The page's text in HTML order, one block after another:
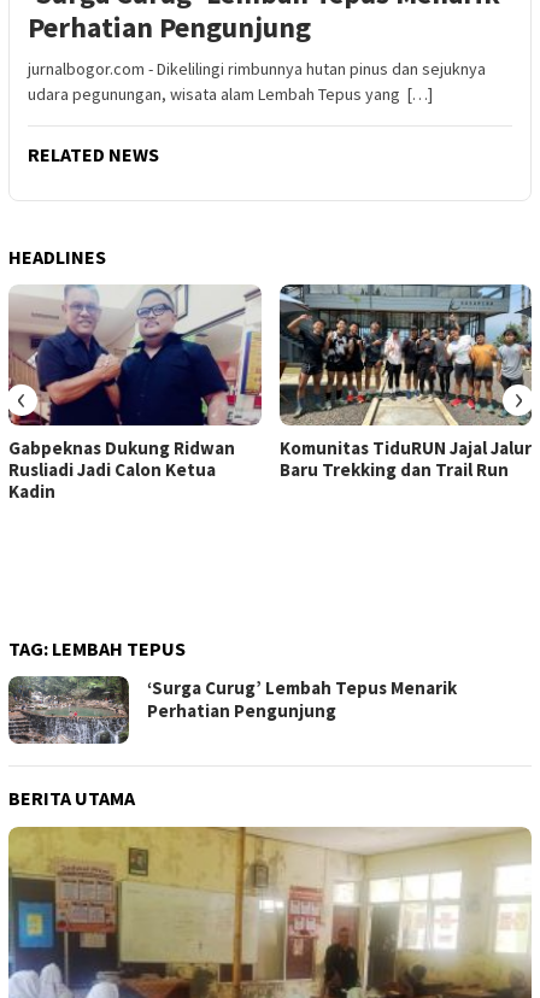
Perhatian Pengunjung
jurnalbogor.com - Dikelilingi rimbunnya hutan pinus dan sejuknya
udara pegunungan, wisata alam Lembah Tepus yang […]
RELATED NEWS
HEADLINES
Gabpeknas Dukung Ridwan
Rusliadi Jadi Calon Ketua
Kadin
Komunitas TiduRUN Jajal Jalur
Baru Trekking dan Trail Run
‹ ›
TAG: LEMBAH TEPUS
‘Surga Curug’ Lembah Tepus Menarik
Perhatian Pengunjung
BERITA UTAMA